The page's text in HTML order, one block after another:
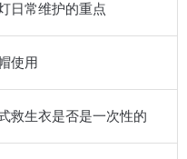
日常维护的重点
使用
救生衣是否是一次性的